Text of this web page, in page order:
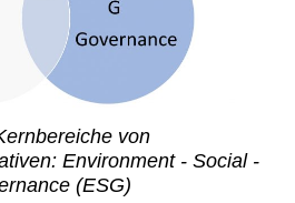
von
Environment - Social -
(ESG)